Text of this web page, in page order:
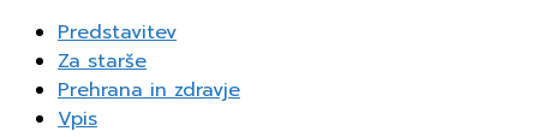
Predstavitev
Za starše
Prehrana in zdravje
Vpis